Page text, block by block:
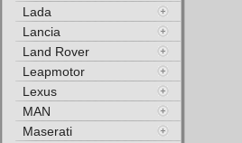
Lada
Lancia
Land Rover
Leapmotor
Lexus
MAN
Maserati